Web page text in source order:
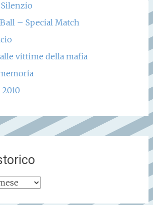
– Special Match
vittime della mafia